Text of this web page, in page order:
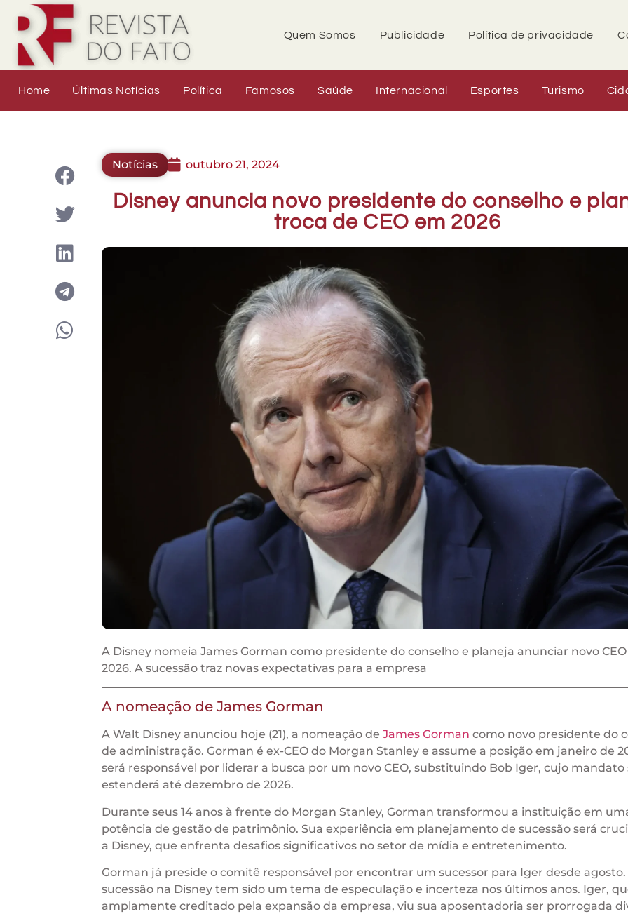
Quem Somos Publicidade Política de privacidade
Home Últimas Notícias Política Famosos Saúde Internacional Esportes Turismo
Notícias outubro 21, 2024
Disney anuncia novo presidente do conselho e
troca de CEO em 2026
A Disney nomeia James Gorman como presidente do conselho e planeja anunciar novo
2026. A sucessão traz novas expectativas para a empresa
A nomeação de James Gorman
A Walt Disney anunciou hoje (21), a nomeação de James Gorman como novo presidente do
de administração. Gorman é ex-CEO do Morgan Stanley e assume a posição em janeiro de
será responsável por liderar a busca por um novo CEO, substituindo Bob Iger, cujo mandato
estenderá até dezembro de 2026.
Durante seus 14 anos à frente do Morgan Stanley, Gorman transformou a instituição em
potência de gestão de patrimônio. Sua experiência em planejamento de sucessão será
a Disney, que enfrenta desafios significativos no setor de mídia e entretenimento.
Gorman já preside o comitê responsável por encontrar um sucessor para Iger desde agosto.
sucessão na Disney tem sido um tema de especulação e incerteza nos últimos anos. Iger,
amplamente creditado pela expansão da empresa, viu sua aposentadoria ser prorrogada